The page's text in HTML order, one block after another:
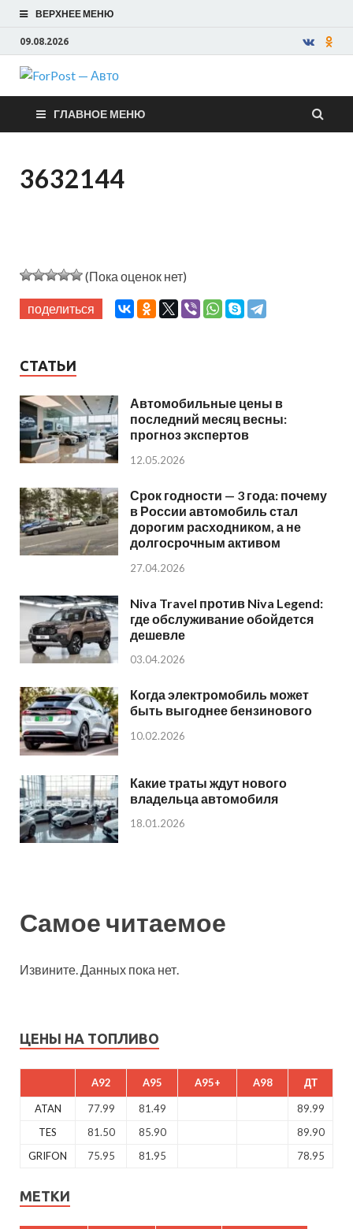
ВЕРХНЕЕ МЕНЮ
09.08.2026
ForPost —
Авто
ГЛАВНОЕ МЕНЮ
3632144
(Пока оценок нет)
поделиться
СТАТЬИ
Автомобильные цены в
последний месяц весны:
прогноз экспертов
12.05.2026
Срок годности — 3 года: почему
в России автомобиль стал
дорогим расходником, а не
долгосрочным активом
27.04.2026
Niva Travel против Niva Legend:
где обслуживание обойдется
дешевле
03.04.2026
Когда электромобиль может
быть выгоднее бензинового
10.02.2026
Какие траты ждут нового
владельца автомобиля
18.01.2026
Самое читаемое
Извините. Данных пока нет.
ЦЕНЫ НА ТОПЛИВО
A92 A95 A95+ A98 ДТ
ATAN 77.99 81.49
89.99
TES
81.50 85.90
89.90
GRIFON
75.95 81.95 78.95
МЕТКИ